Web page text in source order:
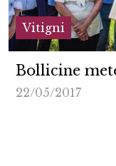
Vitigni
Bollicine
22/05/2017